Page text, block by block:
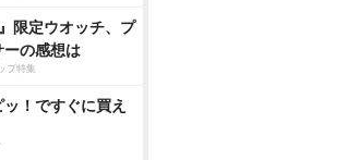
限定ウオッチ、プ
ーの感想は
プ特集
！ですぐに買え